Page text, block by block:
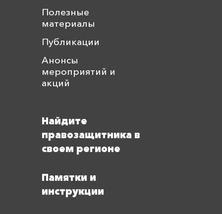
Полезные
материалы
Публикации
Анонсы
мероприятий и
акций
Найдите
правозащитника в
своем регионе
Памятки и
инструкции